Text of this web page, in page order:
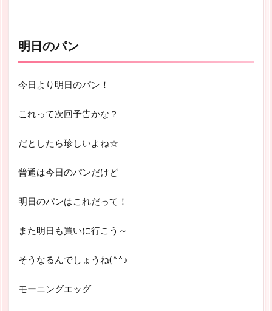
明日のパン
今日より明日のパン！
これって次回予告かな？
だとしたら珍しいよね☆
普通は今日のパンだけど
明日のパンはこれだって！
また明日も買いに行こう～
そうなるんでしょうね(^^♪
モーニングエッグ